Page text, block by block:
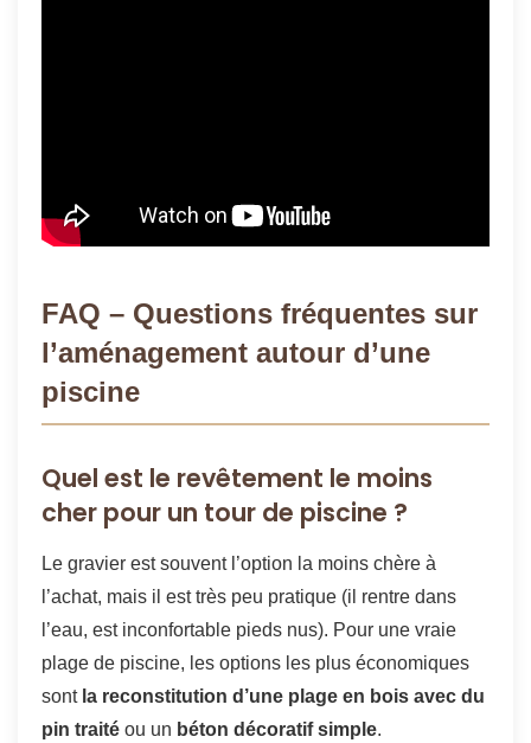
FAQ – Questions fréquentes sur
l’aménagement autour d’une
piscine
Quel est le revêtement le moins
cher pour un tour de piscine ?
Le gravier est souvent l’option la moins chère à
l’achat, mais il est très peu pratique (il rentre dans
l’eau, est inconfortable pieds nus). Pour une vraie
plage de piscine, les options les plus économiques
sont la reconstitution d’une plage en bois avec du
pin traité ou un béton décoratif simple.